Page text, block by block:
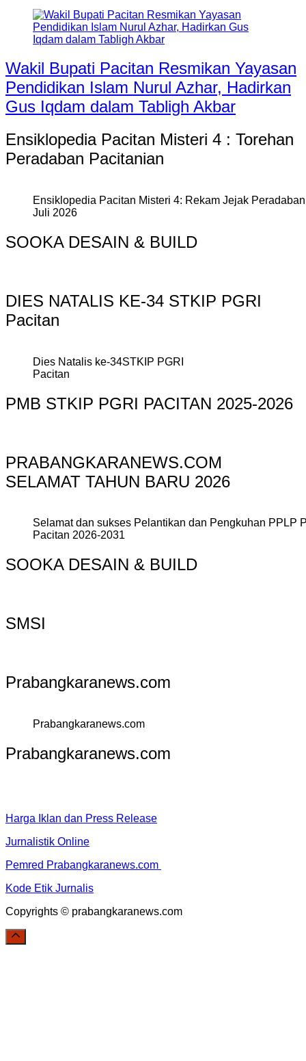
Wakil Bupati Pacitan Resmikan Yayasan
Pendidikan Islam Nurul Azhar, Hadirkan
Gus Iqdam dalam Tabligh Akbar
Ensiklopedia Pacitan Misteri 4 : Torehan
Peradaban Pacitanian
Ensiklopedia Pacitan Misteri 4: Rekam Jejak
Juli 2026
SOOKA DESAIN & BUILD
DIES NATALIS KE-34 STKIP PGRI
Pacitan
Dies Natalis ke-34STKIP PGRI
Pacitan
PMB STKIP PGRI PACITAN 2025-2026
PRABANGKARANEWS.COM
SELAMAT TAHUN BARU 2026
Selamat dan sukses Pelantikan dan Pengkuhan PPLP
Pacitan 2026-2031
SOOKA DESAIN & BUILD
SMSI
Prabangkaranews.com
Prabangkaranews.com
Prabangkaranews.com
Harga Iklan dan Press Release
Jurnalistik Online
Pemred Prabangkaranews.com
Kode Etik Jurnalis
Copyrights © prabangkaranews.com